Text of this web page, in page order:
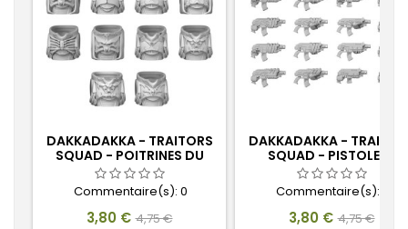
DAKKADAKKA - TRAITORS
SQUAD - POITRINES DU
CHAOS 1:48
Commentaire(s): 0
Prix
3,80 € Prix
4,75 €
DAKKADAKKA -
SQUAD - PISTOLETS
BOLTER DU CHAOS 1:48
Commentaire(s):
Prix
3,80 € Prix
4,75 €